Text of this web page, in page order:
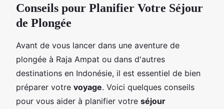
Conseils pour Planifier Votre Séjour
de Plongée
Avant de vous lancer dans une aventure de
plongée à Raja Ampat ou dans d'autres
destinations en Indonésie, il est essentiel de bien
préparer votre voyage. Voici quelques conseils
pour vous aider à planifier votre séjour